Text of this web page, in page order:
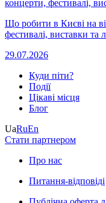
Що робити в Києві на
фестивалі, виставки та
29.07.2026
Куди піти?
Події
Цікаві місця
Блог
UaRuEn
Стати партнером
Про нас
Питання-відповіді